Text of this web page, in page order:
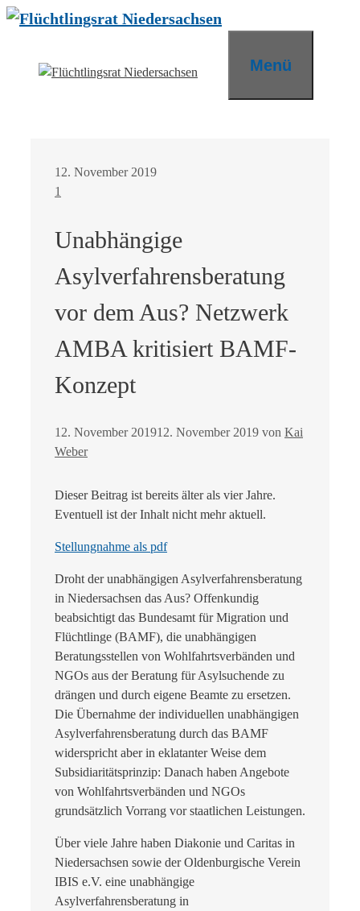
Zum
Menü
12. November 2019
1
Unabhängige
Asylverfahrensberatung
vor dem Aus? Netzwerk
AMBA kritisiert BAMF-
Konzept
12. November 201912. November 2019 von Kai
Weber
Dieser Beitrag ist bereits älter als vier Jahre.
Eventuell ist der Inhalt nicht mehr aktuell.
Stellungnahme als pdf
Droht der unabhängigen Asylverfahrensberatung
in Niedersachsen das Aus? Offenkundig
beabsichtigt das Bundesamt für Migration und
Flüchtlinge (BAMF), die unabhängigen
Beratungsstellen von Wohlfahrtsverbänden und
NGOs aus der Beratung für Asylsuchende zu
drängen und durch eigene Beamte zu ersetzen.
Die Übernahme der individuellen unabhängigen
Asylverfahrensberatung durch das BAMF
widerspricht aber in eklatanter Weise dem
Subsidiaritätsprinzip: Danach haben Angebote
von Wohlfahrtsverbänden und NGOs
grundsätzlich Vorrang vor staatlichen Leistungen.
Über viele Jahre haben Diakonie und Caritas in
Niedersachsen sowie der Oldenburgische Verein
IBIS e.V. eine unabhängige
Asylverfahrensberatung in